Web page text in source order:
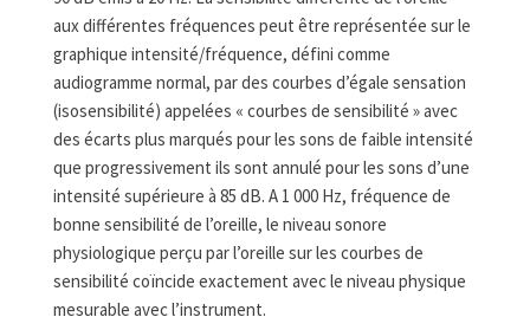
aux différentes fréquences peut être représentée sur le
graphique intensité/fréquence, défini comme
audiogramme normal, par des courbes d’égale sensation
(isosensibilité) appelées « courbes de sensibilité » avec
des écarts plus marqués pour les sons de faible intensité
que progressivement ils sont annulé pour les sons d’une
intensité supérieure à 85 dB. A 1 000 Hz, fréquence de
bonne sensibilité de l’oreille, le niveau sonore
physiologique perçu par l’oreille sur les courbes de
sensibilité coïncide exactement avec le niveau physique
mesurable avec l’instrument.